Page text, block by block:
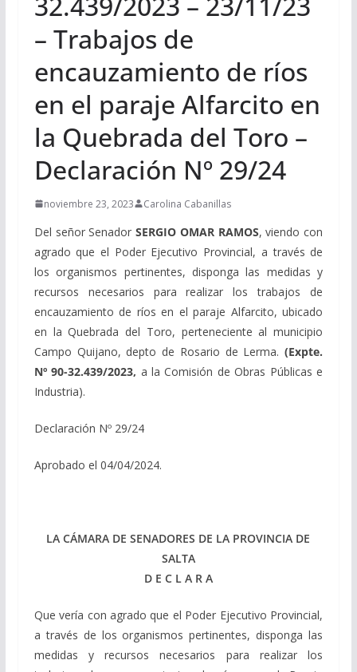
– Trabajos de
encauzamiento de ríos
en el paraje Alfarcito en
la Quebrada del Toro –
Declaración Nº 29/24
noviembre 23, 2023 Carolina Cabanillas
Del señor SenadorSERGIO OMAR RAMOS, viendo con
agrado que el Poder Ejecutivo Provincial, a través de
los organismos pertinentes, disponga las medidas y
recursos necesarios para realizar los trabajos de
encauzamiento de ríos en el paraje Alfarcito, ubicado
en la Quebrada del Toro, perteneciente al municipio
Campo Quijano, depto de Rosario de Lerma. (Expte.
Nº 90-32.439/2023, a la Comisión de Obras Públicas e
Industria).
Declaración Nº 29/24
Aprobado el 04/04/2024.
LA CÁMARA DE SENADORES DE LA PROVINCIA DE
SALTA
D E C L A R A
Que vería con agrado que el Poder Ejecutivo Provincial,
a través de los organismos pertinentes, disponga las
medidas y recursos necesarios para realizar los